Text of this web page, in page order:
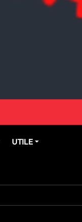
UTILE